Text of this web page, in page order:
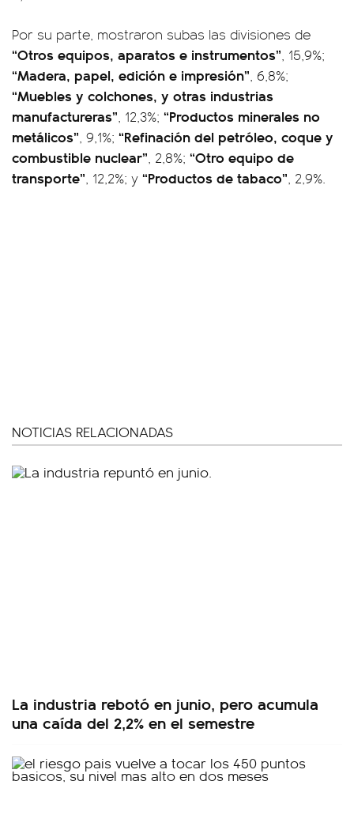
Por su parte, mostraron subas las divisiones de
“Otros equipos, aparatos e instrumentos”, 15,9%;
“Madera, papel, edición e impresión”, 6,8%;
“Muebles y colchones, y otras industrias
manufactureras”, 12,3%; “Productos minerales no
metálicos”, 9,1%; “Refinación del petróleo, coque y
combustible nuclear”, 2,8%; “Otro equipo de
transporte”, 12,2%; y “Productos de tabaco”, 2,9%.
NOTICIAS RELACIONADAS
La industria rebotó en junio, pero acumula
una caída del 2,2% en el semestre